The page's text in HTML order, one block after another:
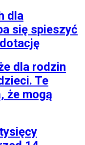
dla
się spieszyć
dla rodzin
Te
że mogą